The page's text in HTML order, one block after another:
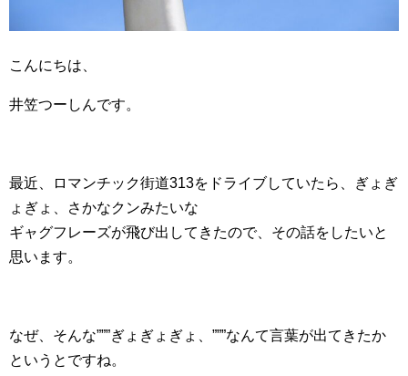
こんにちは、
井笠つーしんです。
最近、ロマンチック街道313をドライブしていたら、ぎょぎ
ょぎょ、さかなクンみたいな
ギャグフレーズが飛び出してきたので、その話をしたいと
思います。
なぜ、そんな”””ぎょぎょぎょ、”””なんて言葉が出てきたか
というとですね。